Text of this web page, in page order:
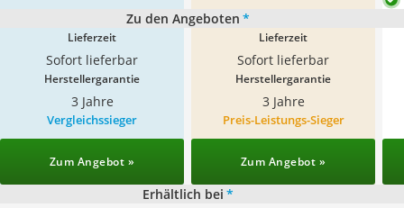
Zu den Angeboten *
Lieferzeit
Sofort lieferbar
Lieferzeit
Sofort lieferbar
Herstellergarantie
3 Jahre
Herstellergarantie
3 Jahre
Vergleichssieger
Zum Angebot »
Preis-Leistungs-Sieger
Zum Angebot »
Erhältlich bei *